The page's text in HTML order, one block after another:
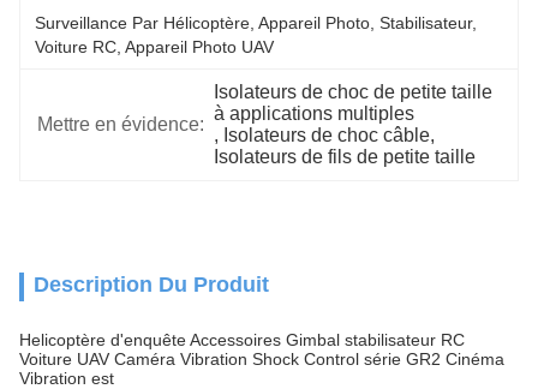
Surveillance Par Hélicoptère, Appareil Photo, Stabilisateur,
Voiture RC, Appareil Photo UAV
Mettre en évidence:
Isolateurs de choc de petite taille
à applications multiples
, Isolateurs de choc câble,
Isolateurs de fils de petite taille
Description Du Produit
Helicoptère d'enquête Accessoires Gimbal stabilisateur RC
Voiture UAV Caméra Vibration Shock Control série GR2 Cinéma
Vibration est